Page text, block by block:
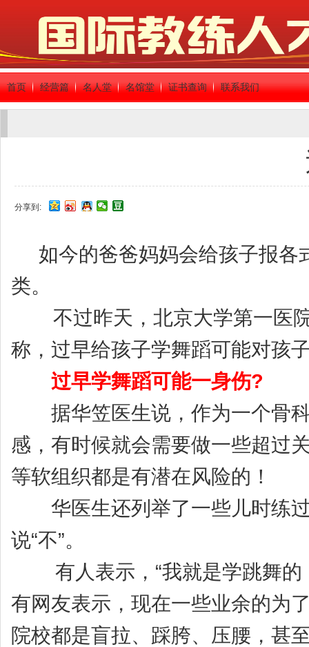
首页 经营篇 名人堂 名馆堂 证书查询 联系我们
分享到:
如今的爸爸妈妈会给孩子报各
类。
不过昨天，北京大学第一医院
称，过早给孩子学舞蹈可能对孩
过早学舞蹈可能一身伤?
据华笠医生说，作为一个骨科
感，有时候就会需要做一些超过
等软组织都是有潜在风险的！
华医生还列举了一些儿时练过
说“不”。
有人表示，“我就是学跳舞的
有网友表示，现在一些业余的为
院校都是盲拉、踩胯、压腰，甚